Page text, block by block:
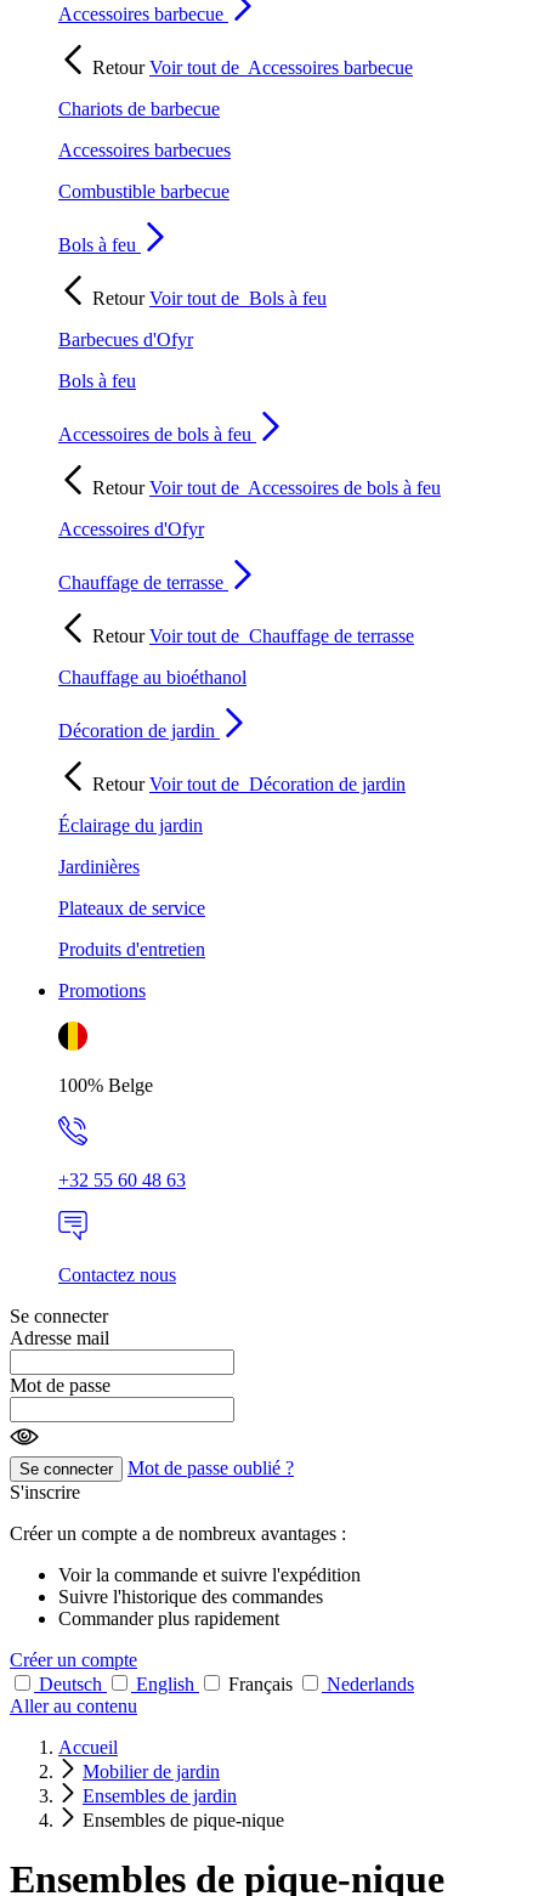
Accessoires barbecue
RetourVoir tout de Accessoires barbecue
Chariots de barbecue
Accessoires barbecues
Combustible barbecue
Bols à feu
RetourVoir tout de Bols à feu
Barbecues d'Ofyr
Bols à feu
Accessoires de bols à feu
RetourVoir tout de Accessoires de bols à feu
Accessoires d'Ofyr
Chauffage de terrasse
RetourVoir tout de Chauffage de terrasse
Chauffage au bioéthanol
Décoration de jardin
RetourVoir tout de Décoration de jardin
Éclairage du jardin
Jardinières
Plateaux de service
Produits d'entretien
Promotions
100% Belge
+32 55 60 48 63
Contactez nous
Se connecter
Adresse mail
Mot de passe
Se connecter
Mot de passe oublié ?
S'inscrire
Créer un compte a de nombreux avantages :
Voir la commande et suivre l'expédition
Suivre l'historique des commandes
Commander plus rapidement
Créer un compte
Deutsch
English Français
Nederlands
Aller au contenu
Accueil
Mobilier de jardin
Ensembles de jardin
Ensembles de pique-nique
Ensembles de pique-nique